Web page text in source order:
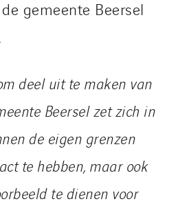
gemeente Beersel
deel uit te maken van
Beersel zet zich in
de eigen grenzen
te hebben, maar ook
te dienen voor